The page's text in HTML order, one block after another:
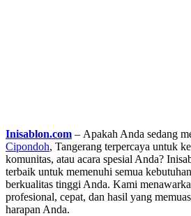
Inisablon.com – Apakah Anda sedang
Cipondoh, Tangerang terpercaya untuk
komunitas, atau acara spesial Anda?
terbaik untuk memenuhi semua
berkualitas tinggi Anda. Kami
profesional, cepat, dan hasil yang
harapan Anda.